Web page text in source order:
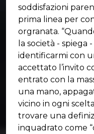
soddisfazioni
prima linea per
orgranata.
la società - spiega
identificarmi con
accettato l’invito
entrato con la
una mano,
vicino in ogni
trovare una
inquadrato come